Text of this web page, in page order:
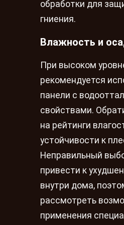
обработки для
гниения.
Влажность и
При высоком
рекомендуется
панели с
свойствами.
на рейтинги
устойчивости к
Неправильный
привести к
внутри дома,
рассмотреть
применения